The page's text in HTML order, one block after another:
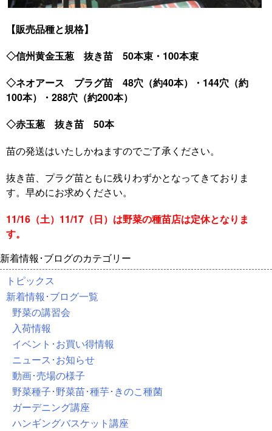
【販売品種と規格】
◇信州黄金玉葱 抜き苗 50本束・100本束
◇ネオアース プラグ苗 48穴（約40本）・144穴（約
100本）・288穴（約200本）
◇赤玉葱 抜き苗 50本
苗の発送はいたしかねますのでご了承ください。
抜き苗、プラグ苗ともに残りわずかとなってきておりま
す。早めにお求めください。
11/16（土）11/17（日）は野菜の種苗店は定休となりま
す。
新着情報･ブログのカテゴリー
トピックス
新着情報･ブログ一覧
野菜の講習会
入荷情報
イベント･お買い得情報
ニュース･お知らせ
動画･売場の様子
野菜種子･野菜苗･種芋･きのこ種菌
ガーデニング講座
ハンギングバスケット講座